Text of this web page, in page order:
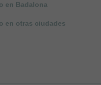
en Badalona
en otras ciudades